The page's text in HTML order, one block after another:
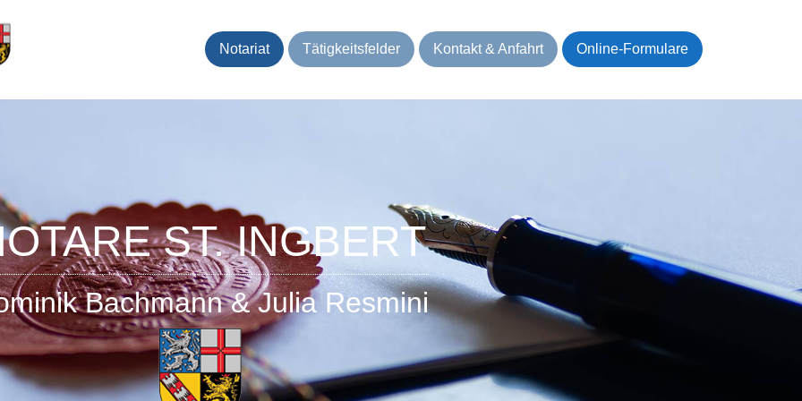
Notariat(current)Tätigkeitsfelder Kontakt & Anfahrt Online-Formulare
ST. INGBERT
Bachmann & Julia Resmini